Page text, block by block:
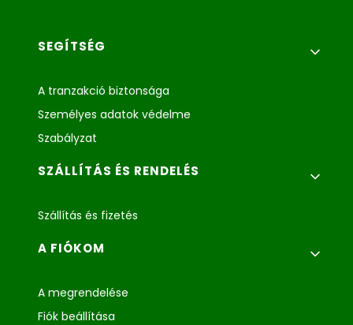
Lábléc menü
SEGÍTSÉG
A tranzakció biztonsága
Személyes adatok védelme
Szabályzat
SZÁLLÍTÁS ÉS RENDELÉS
Szállítás és fizetés
A FIÓKOM
A megrendelése
Fiók beállítása